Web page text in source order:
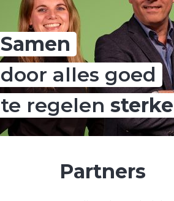
Samen
door alles goed
te regelen
Partners